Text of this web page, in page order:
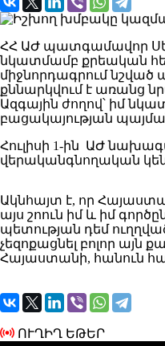
ՀՀ ԱԺ պատգամավոր
նկատմամբ քրեական
միջնորդագրում
քննարկվում է առանց
Ազգային ժողով՝ իմ
բացակայության
Հուլիսի 1-ին ԱԺ
վերականգնողական
Ակնհայտ է, որ
այս շոուն իմ և իմ
պետության դեմ
չեզոքացնել բոլոր
Հայաստանի, հանուն
ՈՒՂԻՂ ԵԹԵՐ